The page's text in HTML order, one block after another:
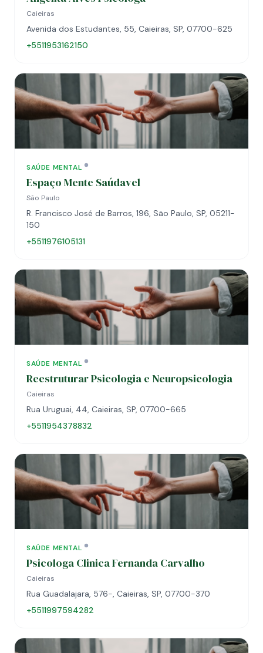
Caieiras
Avenida dos Estudantes, 55, Caieiras, SP, 07700-625
+5511953162150
SAÚDE MENTAL
Espaço Mente Saúdavel
São Paulo
R. Francisco José de Barros, 196, São Paulo, SP, 05211-
150
+5511976105131
SAÚDE MENTAL
Reestruturar Psicologia e Neuropsicologia
Caieiras
Rua Uruguai, 44, Caieiras, SP, 07700-665
+5511954378832
SAÚDE MENTAL
Psicologa Clinica Fernanda Carvalho
Caieiras
Rua Guadalajara, 576-, Caieiras, SP, 07700-370
+5511997594282